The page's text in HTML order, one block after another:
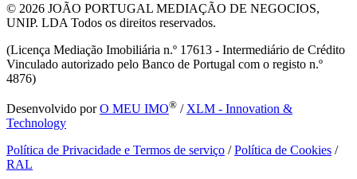
© 2026 JOÃO PORTUGAL MEDIAÇÃO DE NEGOCIOS,
UNIP. LDA Todos os direitos reservados.
(Licença Mediação Imobiliária n.º 17613 - Intermediário de Crédito
Vinculado autorizado pelo Banco de Portugal com o registo n.º
4876)
Desenvolvido porO MEU IMO® / XLM - Innovation &
Technology
Política de Privacidade e Termos de serviço /Política de Cookies /
RAL